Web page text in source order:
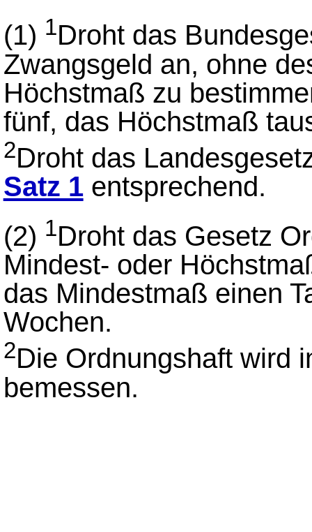
(1) 1Droht das
Zwangsgeld an, ohne
Höchstmaß zu
fünf, das Höchstmaß
2Droht das
Satz 1entsprechend.
(2) 1Droht das Gesetz
Mindest- oder
das Mindestmaß einen
Wochen.
2Die Ordnungshaft wird
bemessen.